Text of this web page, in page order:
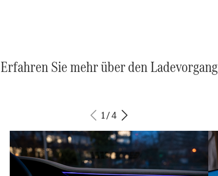
Erfahren Sie mehr über den Ladevorgang
1/4